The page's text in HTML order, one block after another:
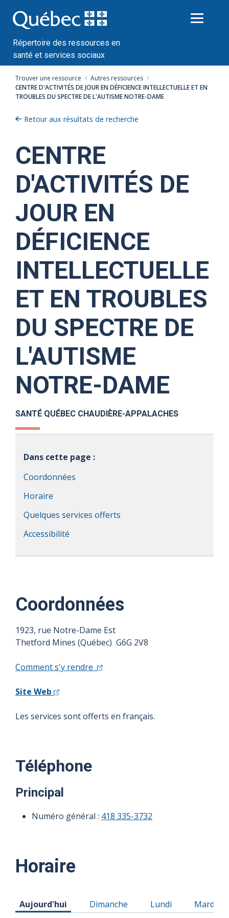
au
contenu
Répertoire des ressources en
santé et services sociaux
Trouver une ressource
Autres ressources
CENTRE D'ACTIVITÉS DE JOUR EN DÉFICIENCE INTELLECTUELLE ET EN
TROUBLES DU SPECTRE DE L'AUTISME NOTRE-DAME
Retour aux résultats de recherche
CENTRE
D'ACTIVITÉS DE
JOUR EN
DÉFICIENCE
INTELLECTUELLE
ET EN TROUBLES
DU SPECTRE DE
L'AUTISME
NOTRE-DAME
SANTÉ QUÉBEC CHAUDIÈRE-APPALACHES
Dans cette page :
Coordonnées
Horaire
Quelques services offerts
Accessibilité
Coordonnées
1923, rue Notre-Dame Est
Thetford Mines (Québec) G6G 2V8
Comment s'y rendre
Site Web
Les services sont offerts en français.
Téléphone
Principal
Numéro général : 418 335-3732
Horaire
Horaire du Samedi 08 août 2026
Aujourd'hui Horaire du Dimanche 09 août 2026
Dimanche Horaire du Lundi 10
Lundi Horaire
Mardi